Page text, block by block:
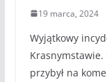
19 marca, 2024
Wyjątkowy
przybył na